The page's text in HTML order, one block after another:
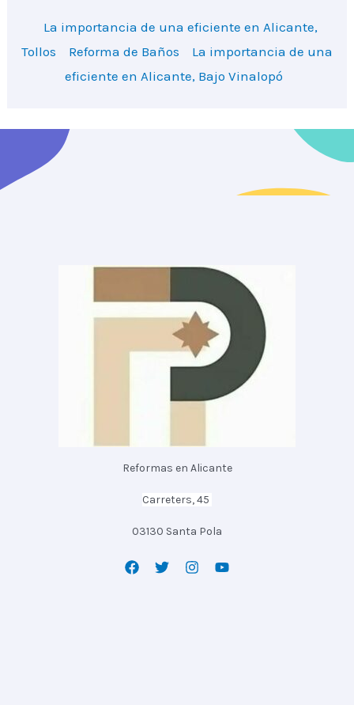
La importancia de una eficiente en Alicante,
Tollos
Reforma de Baños
La importancia de una
eficiente en Alicante, Bajo Vinalopó
Reformas en Alicante
Carreters, 45
03130 Santa Pola